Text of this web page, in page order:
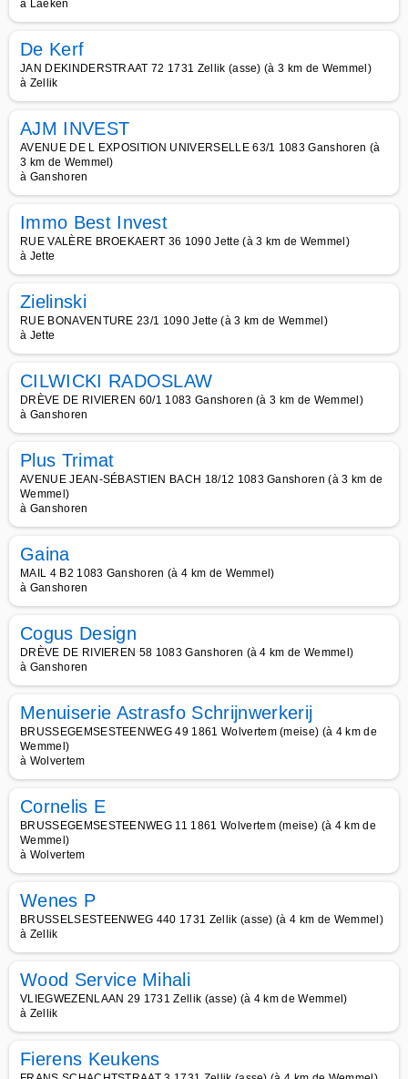
à Laeken
De Kerf
JAN DEKINDERSTRAAT 72 1731 Zellik (asse) (à 3 km de Wemmel)
à Zellik
AJM INVEST
AVENUE DE L EXPOSITION UNIVERSELLE 63/1 1083 Ganshoren (à
3 km de Wemmel)
à Ganshoren
Immo Best Invest
RUE VALÈRE BROEKAERT 36 1090 Jette (à 3 km de Wemmel)
à Jette
Zielinski
RUE BONAVENTURE 23/1 1090 Jette (à 3 km de Wemmel)
à Jette
CILWICKI RADOSLAW
DRÈVE DE RIVIEREN 60/1 1083 Ganshoren (à 3 km de Wemmel)
à Ganshoren
Plus Trimat
AVENUE JEAN-SÉBASTIEN BACH 18/12 1083 Ganshoren (à 3 km de
Wemmel)
à Ganshoren
Gaina
MAIL 4 B2 1083 Ganshoren (à 4 km de Wemmel)
à Ganshoren
Cogus Design
DRÈVE DE RIVIEREN 58 1083 Ganshoren (à 4 km de Wemmel)
à Ganshoren
Menuiserie Astrasfo Schrijnwerkerij
BRUSSEGEMSESTEENWEG 49 1861 Wolvertem (meise) (à 4 km de
Wemmel)
à Wolvertem
Cornelis E
BRUSSEGEMSESTEENWEG 11 1861 Wolvertem (meise) (à 4 km de
Wemmel)
à Wolvertem
Wenes P
BRUSSELSESTEENWEG 440 1731 Zellik (asse) (à 4 km de Wemmel)
à Zellik
Wood Service Mihali
VLIEGWEZENLAAN 29 1731 Zellik (asse) (à 4 km de Wemmel)
à Zellik
Fierens Keukens